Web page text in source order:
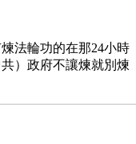
法輪功的在那24小時
）政府不讓煉就別煉